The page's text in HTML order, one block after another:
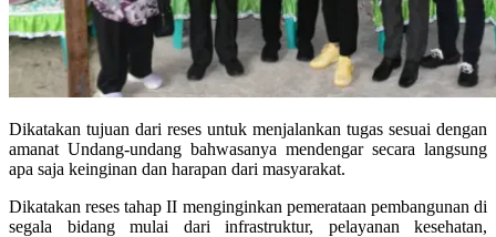
Dikatakan tujuan dari reses untuk menjalankan tugas sesuai dengan
amanat Undang-undang bahwasanya mendengar secara langsung
apa saja keinginan dan harapan dari masyarakat.
Dikatakan reses tahap II menginginkan pemerataan pembangunan di
segala bidang mulai dari infrastruktur, pelayanan kesehatan,